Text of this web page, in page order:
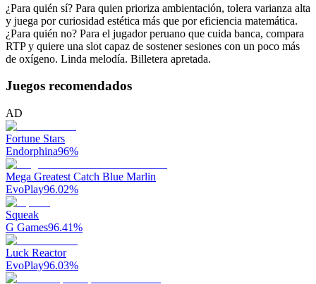
¿Para quién sí? Para quien prioriza ambientación, tolera varianza alta
y juega por curiosidad estética más que por eficiencia matemática.
¿Para quién no? Para el jugador peruano que cuida banca, compara
RTP y quiere una slot capaz de sostener sesiones con un poco más
de oxígeno. Linda melodía. Billetera apretada.
Juegos recomendados
AD
Fortune Stars
Endorphina96%
Mega Greatest Catch Blue Marlin
EvoPlay96.02%
Squeak
G Games96.41%
Luck Reactor
EvoPlay96.03%